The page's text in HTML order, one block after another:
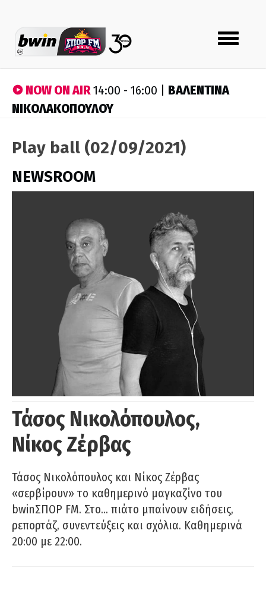
Toggle
navigation
NOW ON AIR14:00 - 16:00 | ΒΑΛΕΝΤΙΝΑ
ΝΙΚΟΛΑΚΟΠΟΥΛΟΥ
Play ball (02/09/2021)
NEWSROOM
Τάσος Νικολόπουλος,
Νίκος Ζέρβας
Τάσος Νικολόπουλος και Νίκος Ζέρβας
«σερβίρουν» το καθημερινό μαγκαζίνο του
bwinΣΠΟΡ FM. Στο… πιάτο μπαίνουν ειδήσεις,
ρεπορτάζ, συνεντεύξεις και σχόλια. Καθημερινά
20:00 με 22:00.